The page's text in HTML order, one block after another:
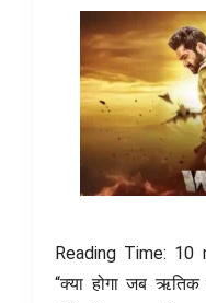
Reading Time: 10
“क्या होगा जब ऋतिक